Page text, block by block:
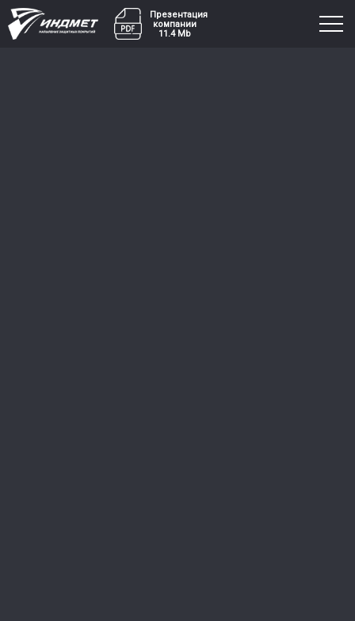
Презентация
компании
11.4 Mb